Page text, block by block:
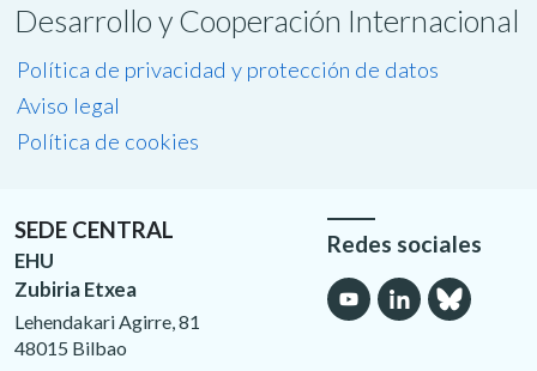
Desarrollo y Cooperación Internacional
Política de privacidad y protección de datos
Aviso legal
Política de cookies
SEDE CENTRAL
EHU
Zubiria Etxea
Lehendakari Agirre, 81
48015 Bilbao
Redes sociales